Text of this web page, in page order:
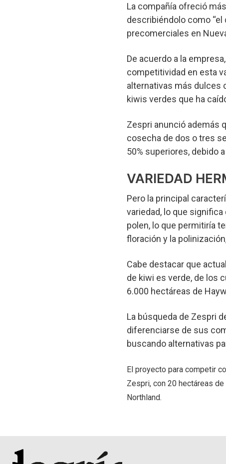
La compañía ofreció
describiéndolo como
precomerciales en
De acuerdo a la
competitividad en esta
alternativas más dulces
kiwis verdes que ha
Zespri anunció además
cosecha de dos o tres
50% superiores, debido
VARIEDAD
Pero la principal
variedad, lo que
polen, lo que permitiría
floración y la
Cabe destacar que
de kiwi es verde, de los
6.000 hectáreas de
La búsqueda de Zespri
diferenciarse de sus
buscando alternativas
El proyecto para competir
Zespri, con 20 hectáreas
Northland.